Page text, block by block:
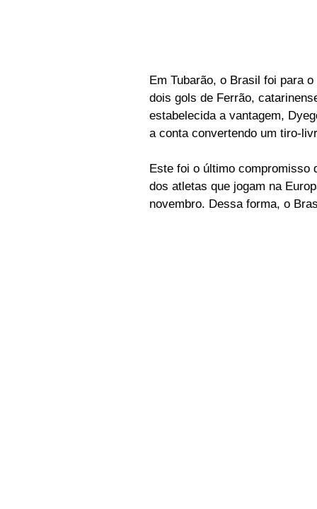
Em Tubarão, o Brasil foi para
dois gols de Ferrão,
estabelecida a vantagem,
a conta convertendo um tiro-
Este foi o último
dos atletas que jogam na
novembro. Dessa forma, o